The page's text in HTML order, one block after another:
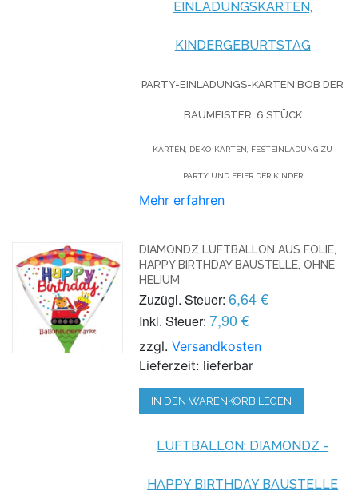
EINLADUNGSKARTEN,
KINDERGEBURTSTAG
PARTY-EINLADUNGS-KARTEN BOB DER
BAUMEISTER, 6 STÜCK
KARTEN, DEKO-KARTEN, FESTEINLADUNG ZU
PARTY UND FEIER DER KINDER
Mehr erfahren
DIAMONDZ LUFTBALLON AUS FOLIE,
HAPPY BIRTHDAY BAUSTELLE, OHNE
HELIUM
Zuzügl. Steuer: 6,64 €
Inkl. Steuer: 7,90 €
zzgl.Versandkosten
Lieferzeit: lieferbar
IN DEN WARENKORB LEGEN
LUFTBALLON: DIAMONDZ -
HAPPY BIRTHDAY BAUSTELLE